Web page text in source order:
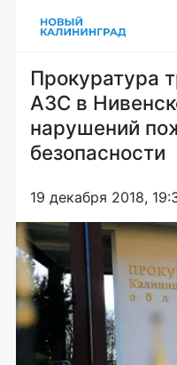
Прокуратура
АЗС в
нарушений
безопасности
19 декабря 2018,